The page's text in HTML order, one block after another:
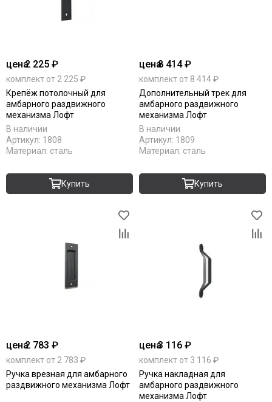
цена2 225 ₽
комплект от 2 225 ₽
Крепёж потолочный для
амбарного раздвижного
механизма Лофт
В наличии
Артикул: 1808
Материал: сталь
Купить
цена8 414 ₽
комплект от 8 414 ₽
Дополнительный трек для
амбарного раздвижного
механизма Лофт
В наличии
Артикул: 1809
Материал: сталь
Купить
цена2 783 ₽
комплект от 2 783 ₽
Ручка врезная для амбарного
раздвижного механизма Лофт
цена3 116 ₽
комплект от 3 116 ₽
Ручка накладная для
амбарного раздвижного
механизма Лофт